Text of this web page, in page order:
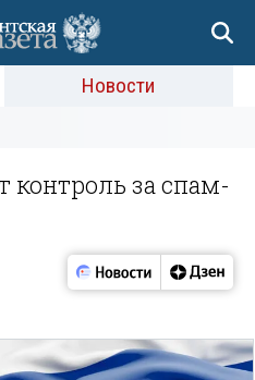
Новости
за спам-